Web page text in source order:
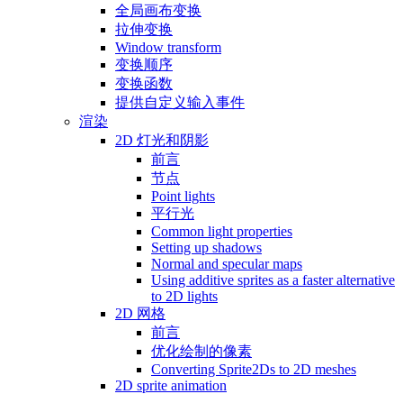
全局画布变换
拉伸变换
Window transform
变换顺序
变换函数
提供自定义输入事件
渲染
2D 灯光和阴影
前言
节点
Point lights
平行光
Common light properties
Setting up shadows
Normal and specular maps
Using additive sprites as a faster alternative
to 2D lights
2D 网格
前言
优化绘制的像素
Converting Sprite2Ds to 2D meshes
2D sprite animation